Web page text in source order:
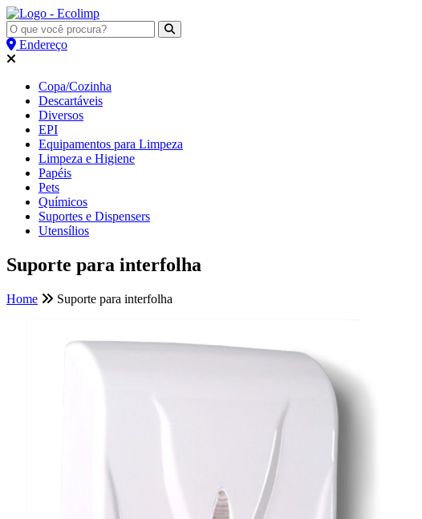
Endereço
Copa/Cozinha
Descartáveis
Diversos
EPI
Equipamentos para Limpeza
Limpeza e Higiene
Papéis
Pets
Químicos
Suportes e Dispensers
Utensílios
Suporte para interfolha
Home Suporte para interfolha